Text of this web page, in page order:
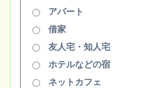
アパート
借家
友人宅・知人宅
ホテルなどの宿
ネットカフェ